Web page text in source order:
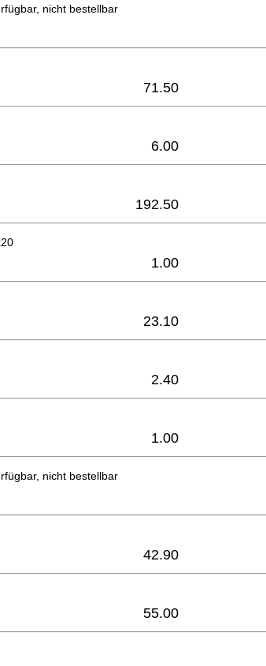
nicht bestellbar
71.50
6.00
192.50
1.00
23.10
2.40
1.00
nicht bestellbar
42.90
55.00